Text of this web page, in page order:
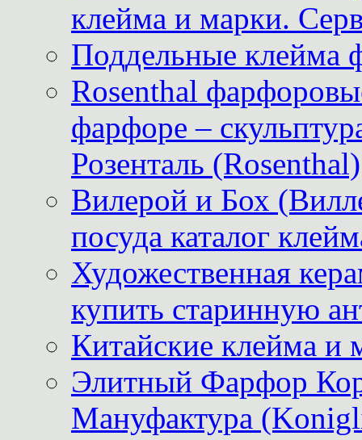
клейма и марки.
Поддельные клейма
Rosenthal
фарфоре –
Розенталь (Rosenthal)
Вилерой и Бох
посуда каталог
Художественная
купить старинную
Китайские клейма и
Элитный Фарфор
Мануфактура